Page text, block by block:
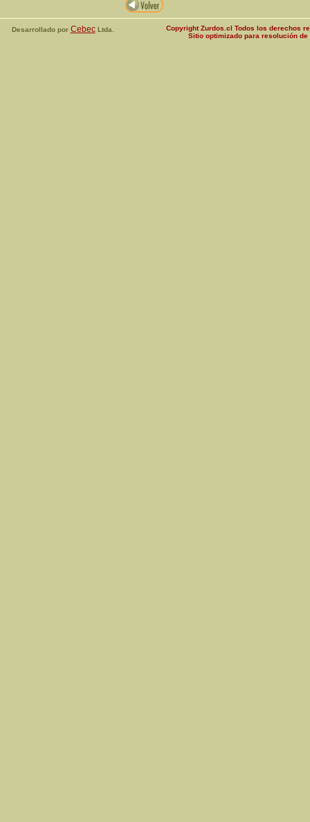
Desarrollado por CebecLtda.
Copyright Zurdos.cl Todos los derechos
Sitio optimizado para resolución de